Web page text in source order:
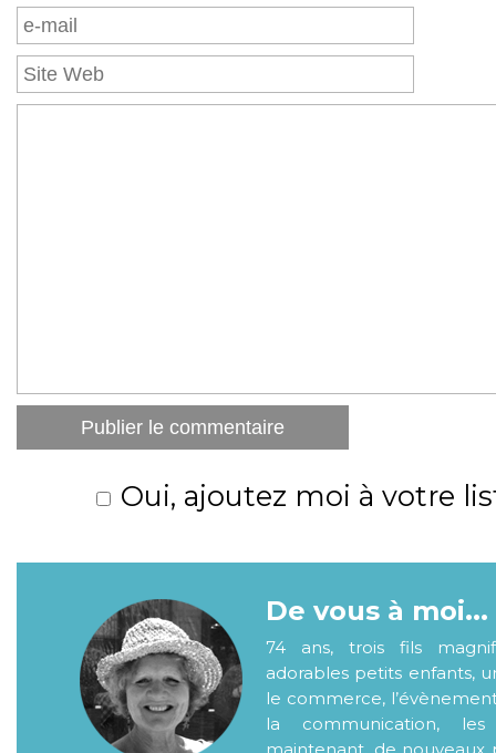
Oui, ajoutez moi à votre
De vous à moi...
74 ans, trois fils
adorables petits enfants,
le commerce,
la communication,